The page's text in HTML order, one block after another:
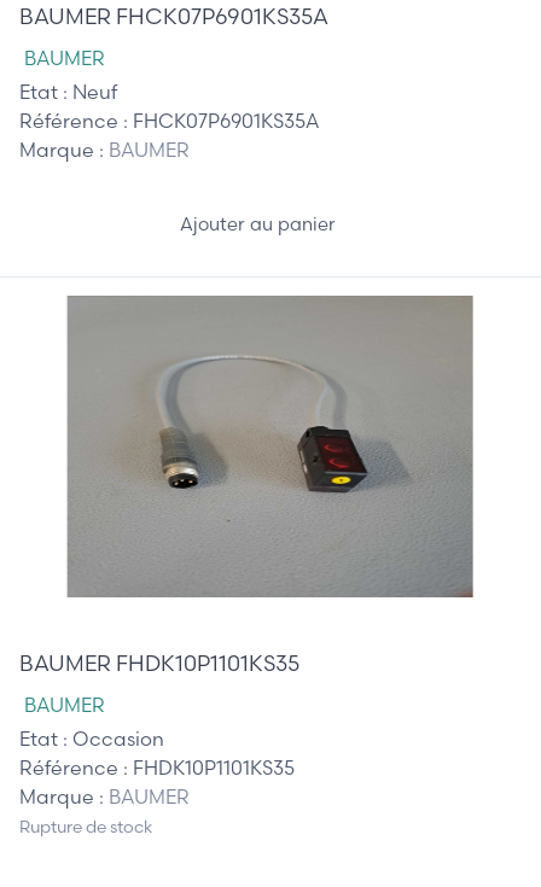
BAUMER FHCK07P6901KS35A
BAUMER
Etat : Neuf
Référence : FHCK07P6901KS35A
Marque : BAUMER
Ajouter au panier
BAUMER FHDK10P1101KS35
BAUMER
Etat : Occasion
Référence : FHDK10P1101KS35
Marque : BAUMER
Rupture de stock